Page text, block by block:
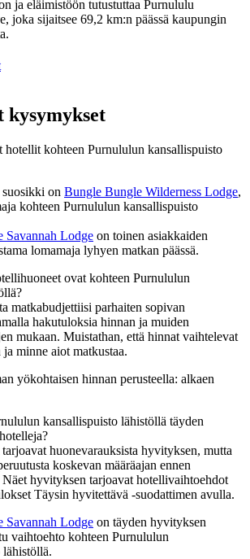
ja eläimistöön tutustuttaa Purnululu
joka sijaitsee 69,2 km:n päässä kaupungin
kysymykset
hotellit kohteen Purnululun kansallispuisto
on Bungle Bungle Wilderness Lodge,
kohteen Purnululun kansallispuisto
Savannah Lodge on toinen asiakkaiden
lomamaja lyhyen matkan päässä.
ovat kohteen Purnululun
matkabudjettiisi parhaiten sopivan
hakutuloksia hinnan ja muiden
mukaan. Muistathan, että hinnat vaihtelevat
minne aiot matkustaa.
yökohtaisen hinnan perusteella: alkaen
kansallispuisto lähistöllä täyden
huonevarauksista hyvityksen, mutta
koskevan määräajan ennen
Näet hyvityksen tarjoavat hotellivaihtoehdot
Täysin hyvitettävä -suodattimen avulla.
Savannah Lodge on täyden hyvityksen
vaihtoehto kohteen Purnululun
lähistöllä.